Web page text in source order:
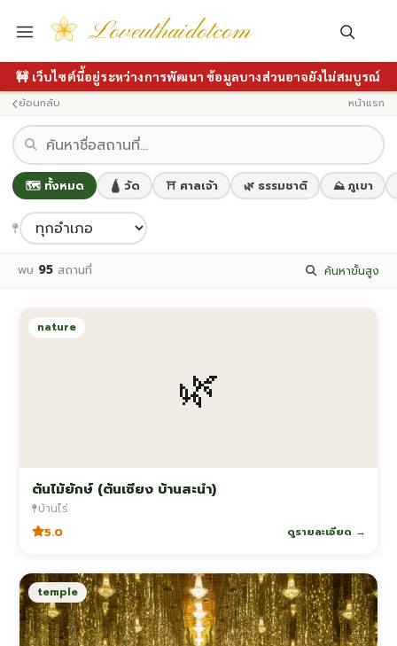
🚧 เว็บไซต์นี้อยู่ระหว่างการพัฒนา ข้อมูลบางส่วนอาจยังไม่สมบูรณ์
Loveuthaidotcom
ย้อนกลับ หน้าแรก
🗺️ ทั้งหมด 🛕 วัด ⛩️ ศาลเจ้า 🌿 ธรรมชาติ ⛰️ ภูเขา
พบ 95 สถานที่ ค้นหาขั้นสูง
🌿
nature
ต้นไม้ยักษ์ (ต้นเซียง บ้านสะนำ)
บ้านไร่
5.0 ดูรายละเอียด →
temple